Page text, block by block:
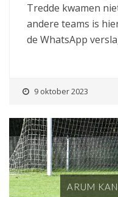
Tredde kwamen
andere teams is
de WhatsApp
9 oktober 2023
ARUM